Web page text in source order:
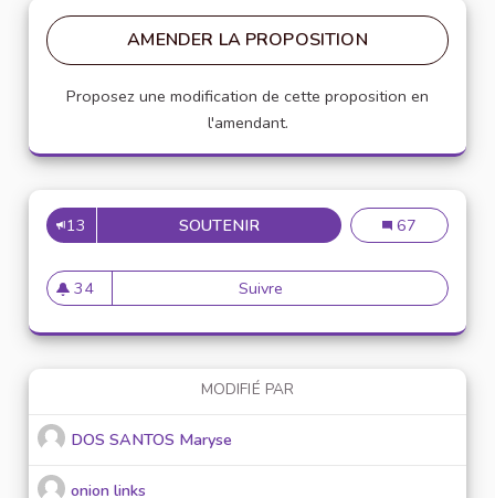
AMENDER LA PROPOSITION
Proposez une modification de cette proposition en
l'amendant.
13 SOUTENIR INSTALLATION DEInstallation de
67
34
34 abonnés
Suivre Installation de boutiques
MODIFIÉ PAR
DOS SANTOS Maryse
onion links